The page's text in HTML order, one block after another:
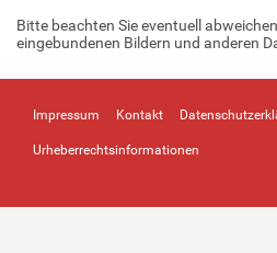
Bitte beachten Sie eventuell
eingebundenen Bildern und anderen
Impressum Kontakt
Urheberrechtsinformationen